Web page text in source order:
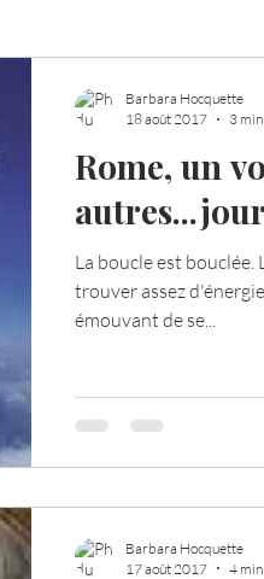
et idées reçues
C'est mon histoire
Rome, un
La boucle est bouclée.
trouver assez
émouvant de se...
Barbara Hocquette
18 août 2017
3
Barbara Hocquette
17 août 2017
4